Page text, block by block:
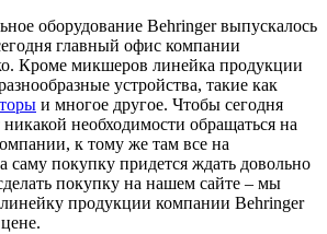
оборудование Behringer выпускалось
главный офис компании
Кроме микшеров линейка продукции
устройства, такие как
и многое другое. Чтобы сегодня
необходимости обращаться на
к тому же там все на
саму покупку придется ждать довольно
покупку на нашем сайте – мы
продукции компании Behringer